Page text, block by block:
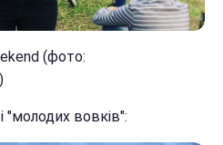
(фото:
"молодих вовків":